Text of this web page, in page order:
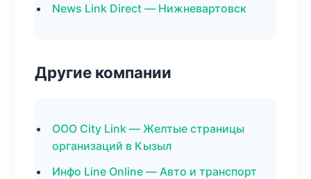
News Link Direct — Нижневартовск
Другие компании
ООО City Link — Желтые страницы
организаций в Кызыл
Инфо Line Online — Авто и транспорт